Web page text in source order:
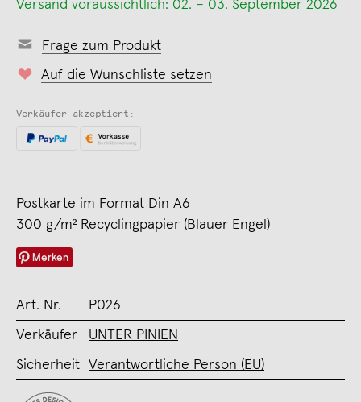
Versand voraussichtlich: 02. – 03. September 2026
Frage zum Produkt
Auf die Wunschliste setzen
Verkäufer akzeptiert:
Postkarte im Format Din A6
300 g/m² Recyclingpapier (Blauer Engel)
Merken
Art. Nr. P026
Verkäufer UNTER PINIEN
Sicherheit Verantwortliche Person (EU)